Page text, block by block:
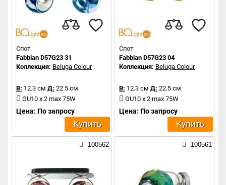
Спот
Fabbian D57G23 31
Коллекция: Beluga Colour
В: 12.3 см Д: 22.5 см
GU10 x 2 max 75W
Цена: По запросу
Купить
Спот
Fabbian D57G23 04
Коллекция: Beluga Colour
В: 12.3 см Д: 22.5 см
GU10 x 2 max 75W
Цена: По запросу
Купить
100562 100561